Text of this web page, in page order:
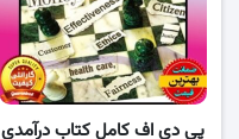
پی دی اف کامل کتاب درآمدی